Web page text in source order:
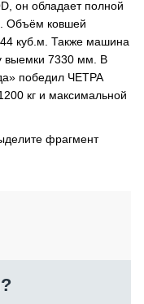
он обладает полной
Объём ковшей
куб.м. Также машина
выемки 7330 мм. В
победил ЧЕТРА
кг и максимальной
фрагмент